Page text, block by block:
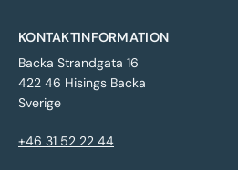
KONTAKTINFORMATION
Backa Strandgata 16
422 46 Hisings Backa
Sverige
+46 31 52 22 44